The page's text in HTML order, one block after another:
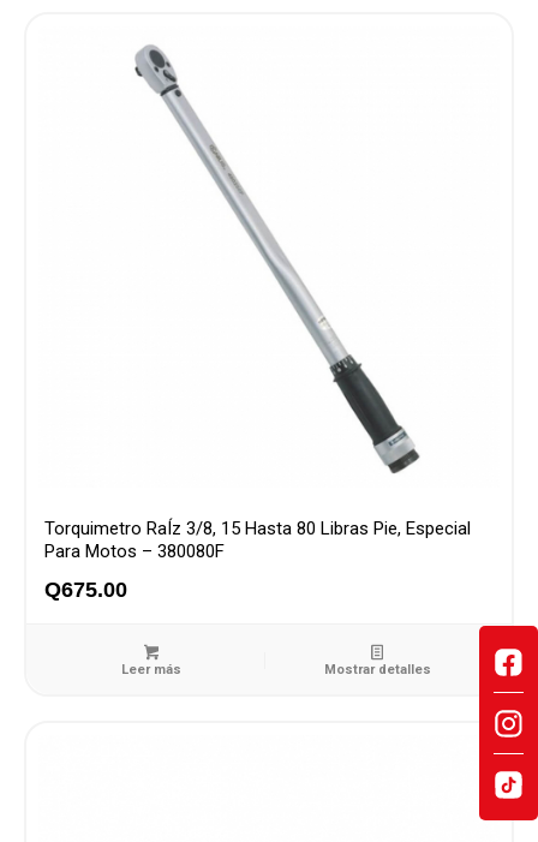
Torquimetro RaÍz 3/8, 15 Hasta 80 Libras Pie, Especial
Para Motos – 380080F
Q675.00
Leer más Mostrar detalles